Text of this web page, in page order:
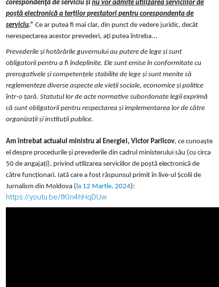
corespondenţă de serviciu șinu vor admite utilizarea serviciilor de
poștă electronică a terților prestatori pentru corespondența de
serviciu.” Ce ar putea fi mai clar, din punct de vedere juridic, decât
nerespectarea acestor prevederi, ați putea întreba...
Prevederile și hotărârile guvernului au putere de lege și sunt
obligatorii pentru a fi îndeplinite. Ele sunt emise în conformitate cu
prerogativele și competențele stabilite de lege și sunt menite să
reglementeze diverse aspecte ale vieții sociale, economice și politice
într-o țară. Statutul lor de acte normative subordonate legii exprimă
că sunt obligatorii pentru respectarea și implementarea lor de către
organizații și instituții publice.
Am întrebat actualul ministru al Energiei, Victor Parlicov, ce cunoaște
el despre procedurile și prevederile din cadrul ministerului său (cu circa
50 de angajați), privind utilizarea serviciilor de poștă electronică de
către funcționari. Iată care a fost răspunsul primit în live-ul Școlii de
Jurnalism din Moldova ( la 12 Martie, 2024):
https://youtu.be/fKIn4hHqDUw